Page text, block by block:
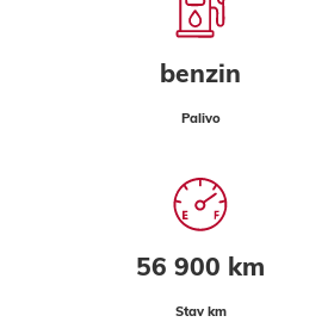
benzin
Palivo
56 900 km
Stav km